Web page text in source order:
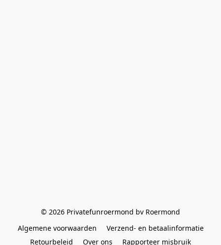
© 2026 Privatefunroermond bv Roermond
Algemene voorwaarden
Verzend- en betaalinformatie
Retourbeleid
Over ons Rapporteer misbruik